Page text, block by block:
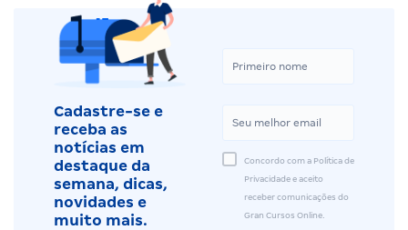
Cadastre-se e
receba as
notícias em
destaque da
semana, dicas,
novidades e
muito mais.
Concordo com a Política de
Privacidade e aceito
receber comunicações do
Gran Cursos Online.